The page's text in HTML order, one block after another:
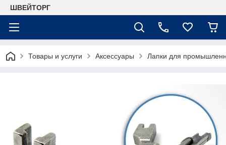
ШВЕЙТОРГ
Товары и услуги Аксессуары Лапки для